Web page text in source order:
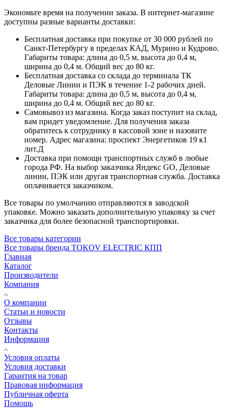
Экономьте время на получении заказа. В интернет-магазине
доступны разные варианты доставки:
Бесплатная доставка при покупке от 30 000 рублей по
Санкт-Петербургу в пределах КАД, Мурино и Кудрово.
Габариты товара: длина до 0,5 м, высота до 0,4 м,
ширина до 0,4 м. Общий вес до 80 кг.
Бесплатная доставка со склада до терминала ТК
Деловые Линии и ПЭК в течение 1-2 рабочих дней.
Габариты товара: длина до 0,5 м, высота до 0,4 м,
ширина до 0,4 м. Общий вес до 80 кг.
Самовывоз из магазина. Когда заказ поступит на склад,
вам придет уведомление. Для получения заказа
обратитесь к сотруднику в кассовой зоне и назовите
номер. Адрес магазина: проспект Энергетиков 19 к1
лит.Д
Доставка при помощи транспортных служб в любые
города РФ. На выбор заказчика Яндекс GO, Деловые
линии, ПЭК или другая транспортная служба. Доставка
оплачивается заказчиком.
Все товары по умолчанию отправляются в заводской
упаковке. Можно заказать дополнительную упаковку за счет
заказчика для более безопасной транспортировки.
Все товары категории
Все товары бренда TOKOV ELECTRIC КПП
Главная
Каталог
Производители
Компания
О компании
Статьи и новости
Отзывы
Контакты
Информация
Условия оплаты
Условия доставки
Гарантия на товар
Правовая информация
Публичная оферта
Помощь